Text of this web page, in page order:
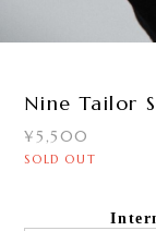
Nine Tailor
¥5,500
SOLD OUT